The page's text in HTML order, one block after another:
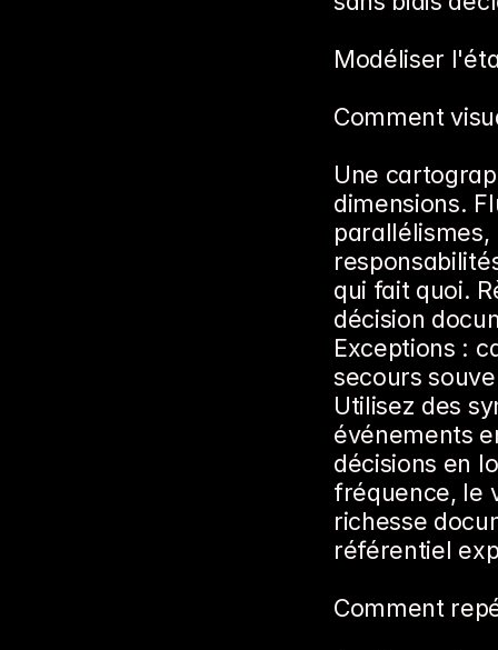
Modéliser
Comment
Une
dimensions.
parallélismes,
qui fait quoi.
décision
Exceptions :
secours
Utilisez des
événements
décisions en
fréquence, le
richesse
référentiel
Comment